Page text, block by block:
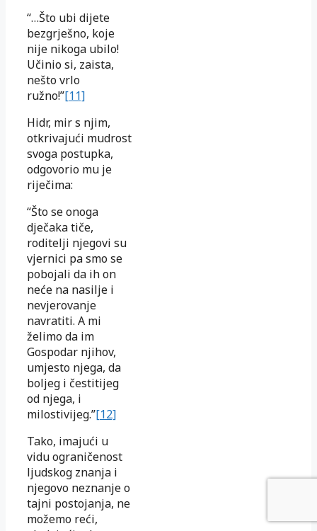
“…Što ubi dijete
bezgrješno, koje
nije nikoga ubilo!
Učinio si, zaista,
nešto vrlo
ružno!”[11]
Hidr, mir s njim,
otkrivajući mudrost
svoga postupka,
odgovorio mu je
riječima:
“Što se onoga
dječaka tiče,
roditelji njegovi su
vjernici pa smo se
pobojali da ih on
neće na nasilje i
nevjerovanje
navratiti. A mi
želimo da im
Gospodar njihov,
umjesto njega, da
boljeg i čestitijeg
od njega, i
milostivijeg.”[12]
Tako, imajući u
vidu ograničenost
ljudskog znanja i
njegovo neznanje o
tajni postojanja, ne
možemo reći,